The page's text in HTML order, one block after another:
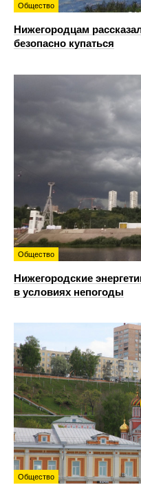
Общество
Нижегородцам
безопасно купаться
Общество
Нижегородские
в условиях непогоды
Общество